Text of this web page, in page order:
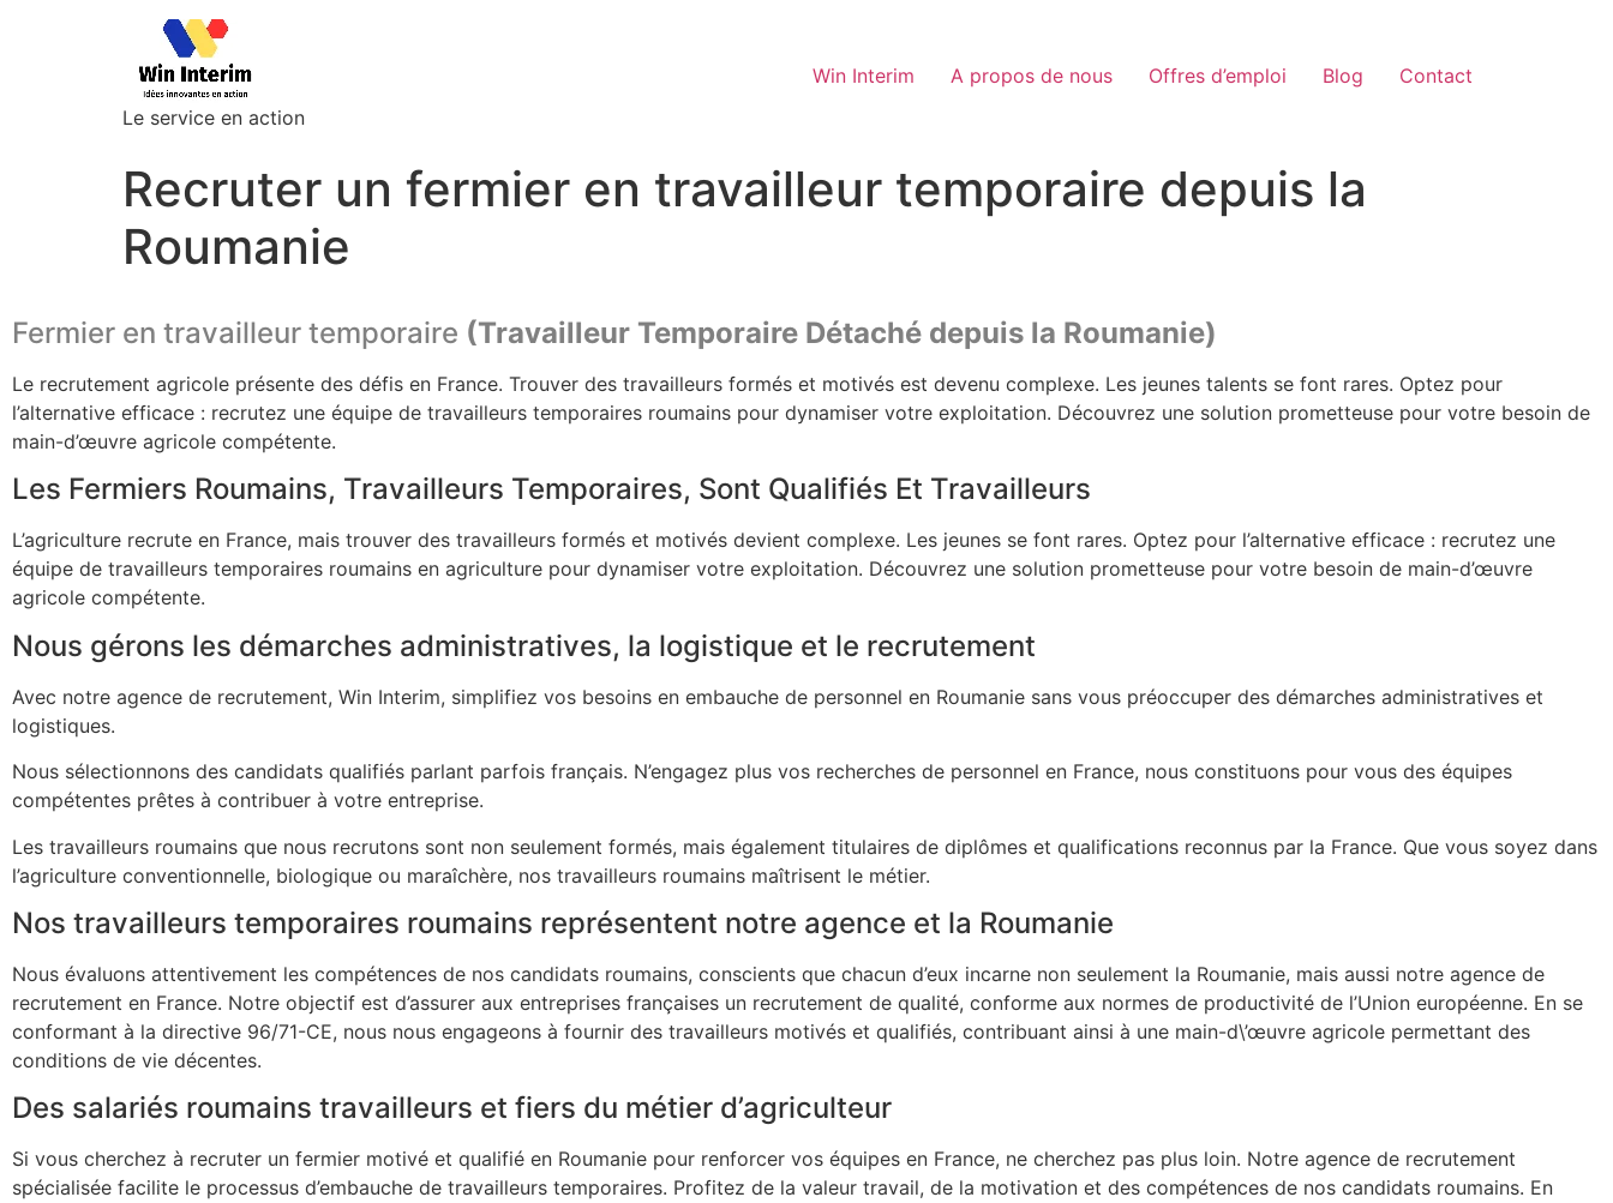
Le service en action
Win Interim A propos de nous Offres d’emploi Blog Contact
Recruter un fermier en travailleur temporaire depuis la
Roumanie
Fermier en travailleur temporaire (Travailleur Temporaire Détaché depuis la Roumanie)
Le recrutement agricole présente des défis en France. Trouver des travailleurs formés et motivés est devenu complexe. Les jeunes talents se font rares. Optez pour
l’alternative efficace : recrutez une équipe de travailleurs temporaires roumains pour dynamiser votre exploitation. Découvrez une solution prometteuse pour votre besoin de
main-d’œuvre agricole compétente.
Les Fermiers Roumains, Travailleurs Temporaires, Sont Qualifiés Et Travailleurs
L’agriculture recrute en France, mais trouver des travailleurs formés et motivés devient complexe. Les jeunes se font rares. Optez pour l’alternative efficace : recrutez une
équipe de travailleurs temporaires roumains en agriculture pour dynamiser votre exploitation. Découvrez une solution prometteuse pour votre besoin de main-d’œuvre
agricole compétente.
Nous gérons les démarches administratives, la logistique et le recrutement
Avec notre agence de recrutement, Win Interim, simplifiez vos besoins en embauche de personnel en Roumanie sans vous préoccuper des démarches administratives et
logistiques.
Nous sélectionnons des candidats qualifiés parlant parfois français. N’engagez plus vos recherches de personnel en France, nous constituons pour vous des équipes
compétentes prêtes à contribuer à votre entreprise.
Les travailleurs roumains que nous recrutons sont non seulement formés, mais également titulaires de diplômes et qualifications reconnus par la France. Que vous soyez dans
l’agriculture conventionnelle, biologique ou maraîchère, nos travailleurs roumains maîtrisent le métier.
Nos travailleurs temporaires roumains représentent notre agence et la Roumanie
Nous évaluons attentivement les compétences de nos candidats roumains, conscients que chacun d’eux incarne non seulement la Roumanie, mais aussi notre agence de
recrutement en France. Notre objectif est d’assurer aux entreprises françaises un recrutement de qualité, conforme aux normes de productivité de l’Union européenne. En se
conformant à la directive 96/71-CE, nous nous engageons à fournir des travailleurs motivés et qualifiés, contribuant ainsi à une main-d\’œuvre agricole permettant des
conditions de vie décentes.
Des salariés roumains travailleurs et fiers du métier d’agriculteur
Si vous cherchez à recruter un fermier motivé et qualifié en Roumanie pour renforcer vos équipes en France, ne cherchez pas plus loin. Notre agence de recrutement
spécialisée facilite le processus d’embauche de travailleurs temporaires. Profitez de la valeur travail, de la motivation et des compétences de nos candidats roumains. En